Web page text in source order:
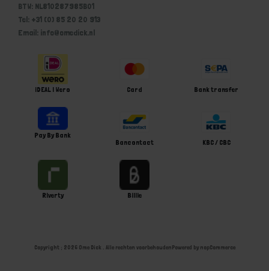
BTW: NL810287985B01
Tel: +31 (0) 85 20 20 913
Email: info@omedick.nl
iDEAL | Wero Card Bank transfer
Pay By Bank
Bancontact
KBC / CBC
Riverty Billie
Copyright ; 2026 Ome Dick . Alle rechten voorbehoudenPowered by nopCommerce